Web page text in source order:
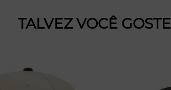
TALVEZ VOCÊ GOSTE